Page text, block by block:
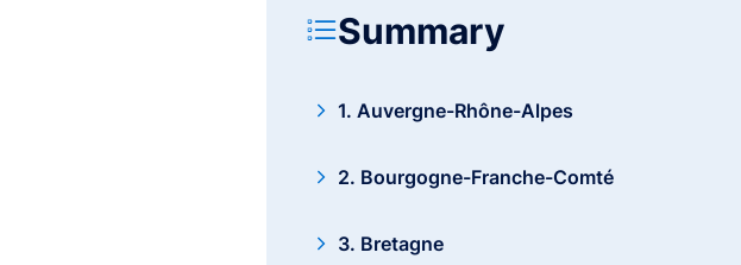
Summary
1. Auvergne-Rhône-Alpes
2. Bourgogne-Franche-Comté
3. Bretagne